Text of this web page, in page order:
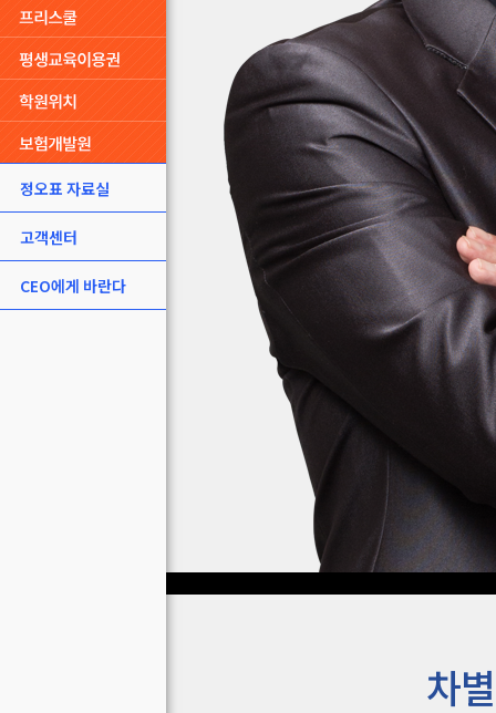
정오표 자료실
고객센터
CEO에게 바란다
차